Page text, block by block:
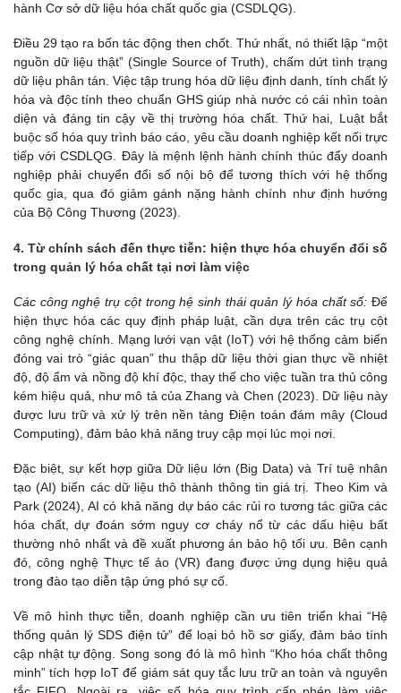
hành Cơ sở dữ liệu hóa chất quốc gia (CSDLQG).
Điều 29 tạo ra bốn tác động then chốt. Thứ nhất, nó thiết lập “một
nguồn dữ liệu thật” (Single Source of Truth), chấm dứt tình trạng
dữ liệu phân tán. Việc tập trung hóa dữ liệu định danh, tính chất lý
hóa và độc tính theo chuẩn GHS giúp nhà nước có cái nhìn toàn
diện và đáng tin cậy về thị trường hóa chất. Thứ hai, Luật bắt
buộc số hóa quy trình báo cáo, yêu cầu doanh nghiệp kết nối trực
tiếp với CSDLQG. Đây là mệnh lệnh hành chính thúc đẩy doanh
nghiệp phải chuyển đổi số nội bộ để tương thích với hệ thống
quốc gia, qua đó giảm gánh nặng hành chính như định hướng
của Bộ Công Thương (2023).
4. Từ chính sách đến thực tiễn: hiện thực hóa chuyển đổi số
trong quản lý hóa chất tại nơi làm việc
Các công nghệ trụ cột trong hệ sinh thái quản lý hóa chất số: Để
hiện thực hóa các quy định pháp luật, cần dựa trên các trụ cột
công nghệ chính. Mạng lưới vạn vật (IoT) với hệ thống cảm biến
đóng vai trò “giác quan” thu thập dữ liệu thời gian thực về nhiệt
độ, độ ẩm và nồng độ khí độc, thay thế cho việc tuần tra thủ công
kém hiệu quả, như mô tả của Zhang và Chen (2023). Dữ liệu này
được lưu trữ và xử lý trên nền tảng Điện toán đám mây (Cloud
Computing), đảm bảo khả năng truy cập mọi lúc mọi nơi.
Đặc biệt, sự kết hợp giữa Dữ liệu lớn (Big Data) và Trí tuệ nhân
tạo (AI) biến các dữ liệu thô thành thông tin giá trị. Theo Kim và
Park (2024), AI có khả năng dự báo các rủi ro tương tác giữa các
hóa chất, dự đoán sớm nguy cơ cháy nổ từ các dấu hiệu bất
thường nhỏ nhất và đề xuất phương án bảo hộ tối ưu. Bên cạnh
đó, công nghệ Thực tế ảo (VR) đang được ứng dụng hiệu quả
trong đào tạo diễn tập ứng phó sự cố.
Về mô hình thực tiễn, doanh nghiệp cần ưu tiên triển khai “Hệ
thống quản lý SDS điện tử” để loại bỏ hồ sơ giấy, đảm bảo tính
cập nhật tự động. Song song đó là mô hình “Kho hóa chất thông
minh” tích hợp IoT để giám sát quy tắc lưu trữ an toàn và nguyên